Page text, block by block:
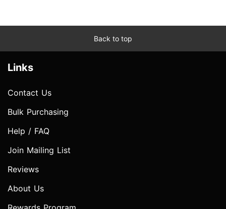
Back to top
Links
Contact Us
Bulk Purchasing
Help / FAQ
Join Mailing List
Reviews
About Us